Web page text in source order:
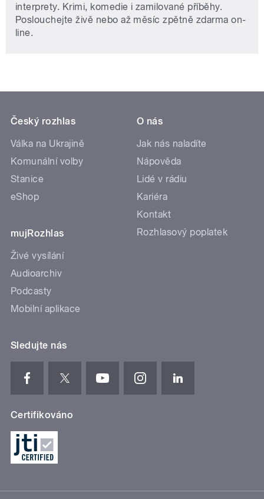
interprety. Krimi, komedie i zamilované příběhy.
Poslouchejte živě nebo až měsíc zpětně zdarma on-
line.
Český rozhlas
Válka na Ukrajině
Komunální volby
Stanice
eShop
mujRozhlas
Živé vysílání
Audioarchiv
Podcasty
Mobilní aplikace
O nás
Jak nás naladíte
Nápověda
Lidé v rádiu
Kariéra
Kontakt
Rozhlasový poplatek
Sledujte nás
Certifikováno